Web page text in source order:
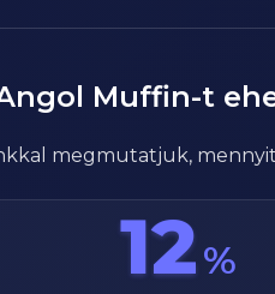
Muffin-t
megmutatjuk,
12%